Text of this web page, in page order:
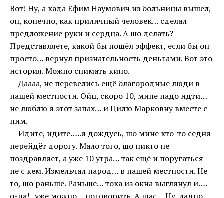
Вот! Ну, а када Ефим Наумович из больницы вышел,
он, конечно, как приличный человек… сделал
предложение руки и сердца. А шо делать?
Представляете, какой бы пошёл эффект, если бы он
просто… вернул признательность деньгами. Вот это
история. Можно снимать кино.
— Даааа, не перевелись ещё благородные люди в
нашей местности. Ойц, скоро 10, мине надо идти…
не люблю я этот запах… и Цилю Марковну вместе с
ним.
— Идите, идите…..я дождусь, шо мине кто-то седня
перейдёт дорогу. Мало того, шо никто не
поздравляет, а уже 10 утра… так ещё и поругаться
не с кем. Измельчал народ… в нашей местности. Не
то, шо раньше. Раньше… тока из окна выглянул и….
о-па!.. уже можно… поговорить. А щас… Ну, ладно.